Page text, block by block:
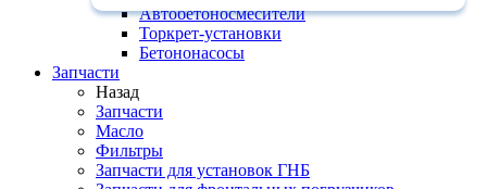
Автобетоносмесители
Торкрет-установки
Бетононасосы
Запчасти
Назад
Запчасти
Масло
Фильтры
Запчасти для установок ГНБ